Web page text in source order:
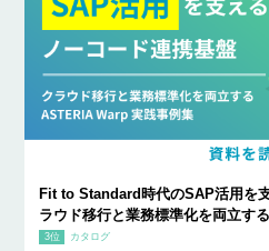
Fit to Standard時代のSAP活用を
ラウド移行と業務標準化を両立す
カタログ